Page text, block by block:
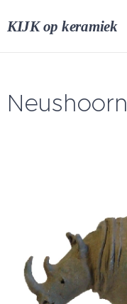
KIJK op keramiek
Neushoorn